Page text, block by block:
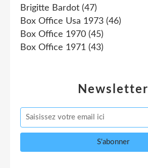
Newsletter
Brigitte Bardot (47)
Box Office Usa 1973 (46)
Box Office 1970 (45)
Box Office 1971 (43)